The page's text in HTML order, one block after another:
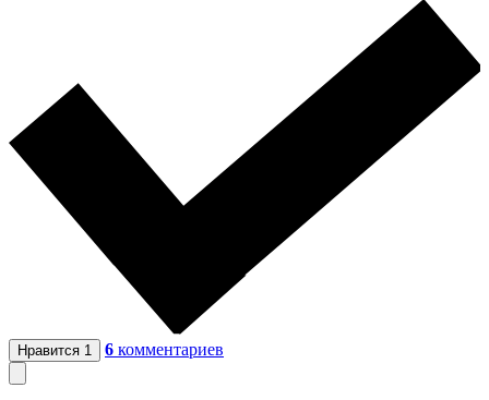
Нравится 1 6 комментариев